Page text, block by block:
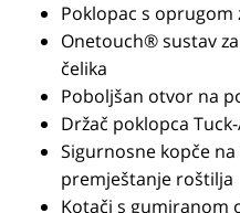
Poklopac s oprugom
Onetouch® sustav
čelika
Poboljšan otvor na
Držač poklopca
Sigurnosne kopče
premještanje roštilja
Kotači s gumiranom